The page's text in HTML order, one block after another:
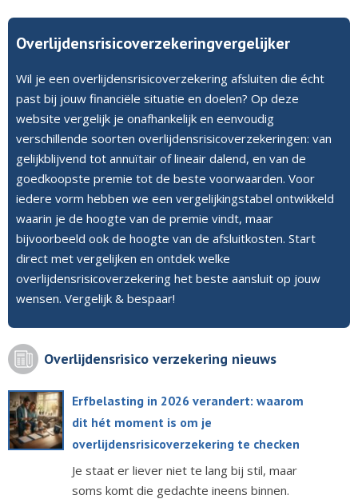
Overlijdensrisicoverzekeringvergelijker
Wil je een overlijdensrisicoverzekering afsluiten die écht
past bij jouw financiële situatie en doelen? Op deze
website vergelijk je onafhankelijk en eenvoudig
verschillende soorten overlijdensrisicoverzekeringen: van
gelijkblijvend tot annuïtair of lineair dalend, en van de
goedkoopste premie tot de beste voorwaarden. Voor
iedere vorm hebben we een vergelijkingstabel ontwikkeld
waarin je de hoogte van de premie vindt, maar
bijvoorbeeld ook de hoogte van de afsluitkosten. Start
direct met vergelijken en ontdek welke
overlijdensrisicoverzekering het beste aansluit op jouw
wensen. Vergelijk & bespaar!
Overlijdensrisico verzekering nieuws
Erfbelasting in 2026 verandert: waarom
dit hét moment is om je
overlijdensrisicoverzekering te checken
Je staat er liever niet te lang bij stil, maar
soms komt die gedachte ineens binnen.